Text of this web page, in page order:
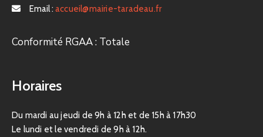
Email : accueil@mairie-taradeau.fr
Conformité RGAA : Totale
Horaires
Du mardi au jeudi de 9h à 12h et de 15h à 17h30
Le lundi et le vendredi de 9h à 12h.